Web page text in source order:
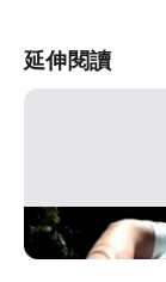
延伸閱讀